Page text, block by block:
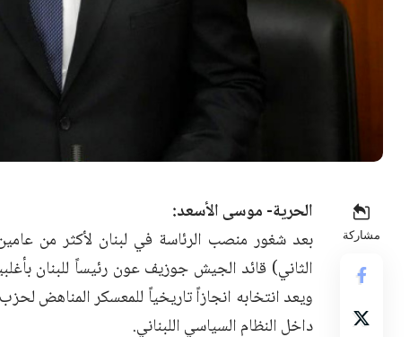
مشاركة
الحرية- موسى الأسعد:
ويعد انتخابه انجازاً تاريخياً للمعسكر المناهض
داخل النظام السياسي اللبناني.